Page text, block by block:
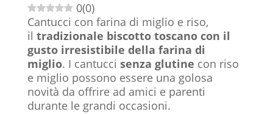
0(0)
Cantucci con farina di miglio e riso,
il tradizionale biscotto toscano con il
gusto irresistibile della farina di
miglio. I cantucci senza glutine con riso
e miglio possono essere una golosa
novità da offrire ad amici e parenti
durante le grandi occasioni.